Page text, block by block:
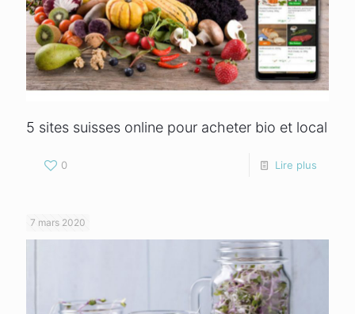
5 sites suisses online pour acheter bio et local
0 Lire plus
7 mars 2020